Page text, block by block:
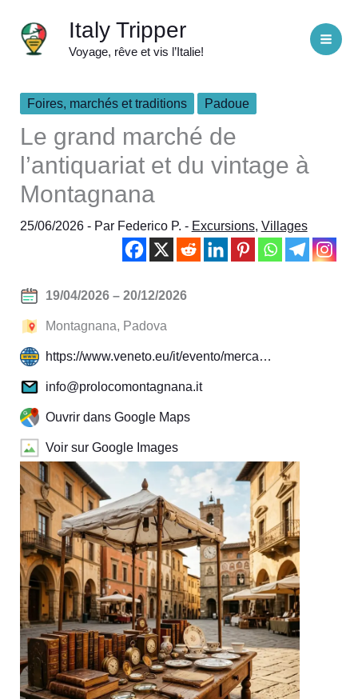
contenu
Italy Tripper
Voyage, rêve et vis l’Italie!
Foires, marchés et traditions Padoue
Le grand marché de
l’antiquariat et du vintage à
Montagnana
25/06/2026 - Par Federico P. - Excursions, Villages
19/04/2026 – 20/12/2026
Montagnana, Padova
https://www.veneto.eu/it/evento/merca…
info@prolocomontagnana.it
Ouvrir dans Google Maps
Voir sur Google Images